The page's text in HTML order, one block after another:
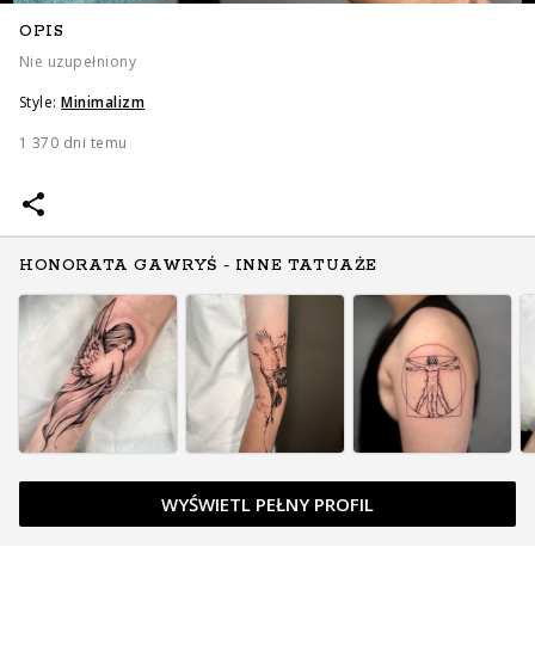
OPIS
Nie uzupełniony
Style: Minimalizm
1 370 dni temu
HONORATA GAWRYŚ - INNE TATUAŻE
WYŚWIETL PEŁNY PROFIL